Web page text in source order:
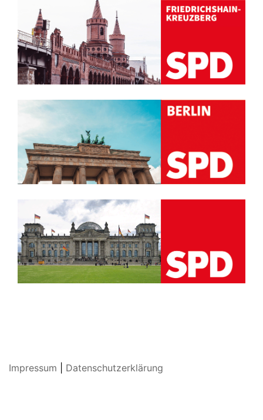
Impressum Datenschutzerklärung